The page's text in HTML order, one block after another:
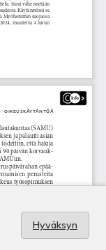
Hyväksyn